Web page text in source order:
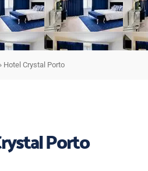
Hotel Crystal Porto
Porto